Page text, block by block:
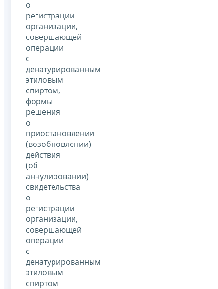
о
регистрации
организации,
совершающей
операции
с
денатурированным
этиловым
спиртом,
формы
решения
о
приостановлении
(возобновлении)
действия
(об
аннулировании)
свидетельства
о
регистрации
организации,
совершающей
операции
с
денатурированным
этиловым
спиртом